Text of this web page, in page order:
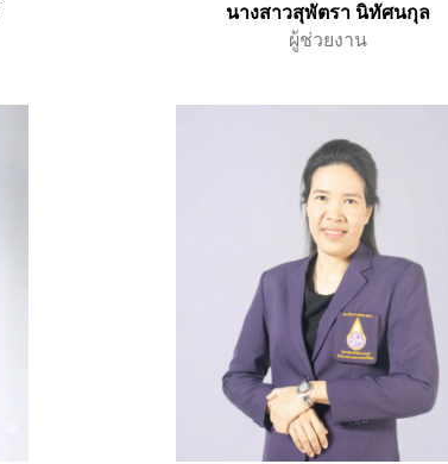
นางสาวสุพัตรา นิทัศนกุล
ผู้ช่วยงาน